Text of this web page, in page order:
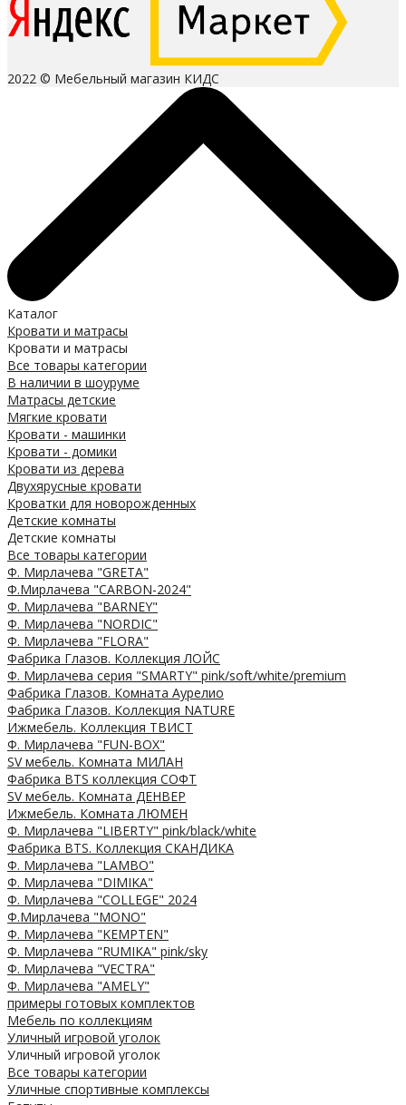
2022 © Мебельный магазин КИДС
Каталог
Кровати и матрасы
Кровати и матрасы
Все товары категории
В наличии в шоуруме
Матрасы детские
Мягкие кровати
Кровати - машинки
Кровати - домики
Кровати из дерева
Двухярусные кровати
Кроватки для новорожденных
Детские комнаты
Детские комнаты
Все товары категории
Ф. Мирлачева "GRETA"
Ф.Мирлачева "CARBON-2024"
Ф. Мирлачева "BARNEY"
Ф. Мирлачева "NORDIC"
Ф. Мирлачева "FLORA"
Фабрика Глазов. Коллекция ЛОЙС
Ф. Мирлачева серия "SMARTY" pink/soft/white/premium
Фабрика Глазов. Комната Аурелио
Фабрика Глазов. Коллекция NATURE
Ижмебель. Коллекция ТВИСТ
Ф. Мирлачева "FUN-BOX"
SV мебель. Комната МИЛАН
Фабрика BTS коллекция СОФТ
SV мебель. Комната ДЕНВЕР
Ижмебель. Комната ЛЮМЕН
Ф. Мирлачева "LIBERTY" pink/black/white
Фабрика BTS. Коллекция СКАНДИКА
Ф. Мирлачева "LAMBO"
Ф. Мирлачева "DIMIKA"
Ф. Мирлачева "COLLEGE" 2024
Ф.Мирлачева "MONO"
Ф. Мирлачева "KEMPTEN"
Ф. Мирлачева "RUMIKA" pink/sky
Ф. Мирлачева "VECTRA"
Ф. Мирлачева "AMELY"
примеры готовых комплектов
Мебель по коллекциям
Уличный игровой уголок
Уличный игровой уголок
Все товары категории
Уличные спортивные комплексы